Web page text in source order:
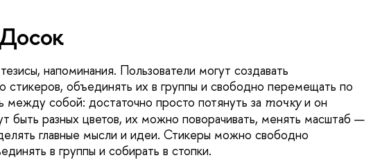
напоминания. Пользователи могут создавать
стикеров, объединять их в группы и свободно перемещать по
собой: достаточно просто потянуть за точкуи он
быть разных цветов, их можно поворачивать, менять масштаб —
главные мысли и идеи. Стикеры можно свободно
в группы и собирать в стопки.